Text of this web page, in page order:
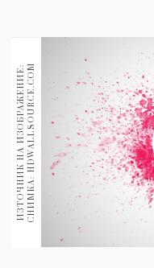
Книги
30+ 1970
Гурме 1710
Пътувай
237
Здраве
И
З
Т
О
Ч
Н
И
К
Н
А
И
З
О
Б
Р
А
Ж
Е
Н
И
Е
:
С
Н
И
М
К
А
:
H
D
W
A
L
L
S
O
U
R
C
E
.
C
OM